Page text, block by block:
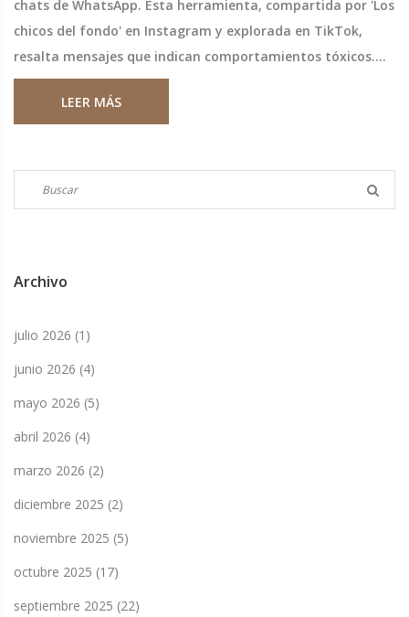
chats de WhatsApp. Esta herramienta, compartida por 'Los
chicos del fondo' en Instagram y explorada en TikTok,
resalta mensajes que indican comportamientos tóxicos.
Aunque útil, el uso de esta función conlleva ciertos riesgos
de privacidad y la falta de juicio emocional de la IA.
LEER MÁS
Archivo
julio 2026 (1)
junio 2026 (4)
mayo 2026 (5)
abril 2026 (4)
marzo 2026 (2)
diciembre 2025 (2)
noviembre 2025 (5)
octubre 2025 (17)
septiembre 2025 (22)